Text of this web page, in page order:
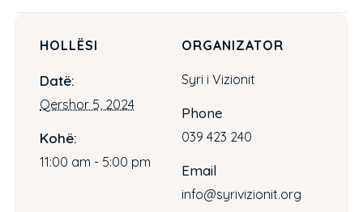
HOLLËSI
Datë:
Qershor 5, 2024
Kohë:
11:00 am - 5:00 pm
ORGANIZATOR
Syri i Vizionit
Phone
039 423 240
Email
info@syrivizionit.org